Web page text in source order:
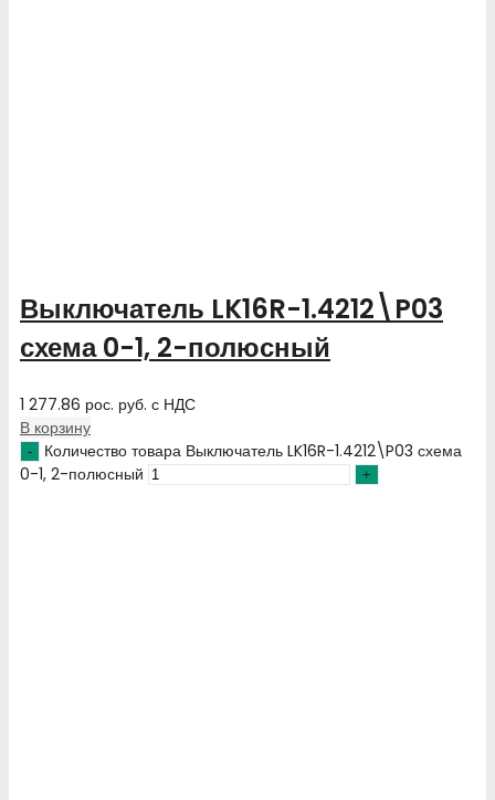
Выключатель LK16R-1.4212\P03
схема 0-1, 2-полюсный
1 277.86 рос. руб. с НДС
В корзину
Количество товара Выключатель LK16R-1.4212\P03 схема
0-1, 2-полюсный